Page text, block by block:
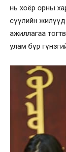
нь хоёр орны
сүүлийн
ажиллагаа
улам бүр